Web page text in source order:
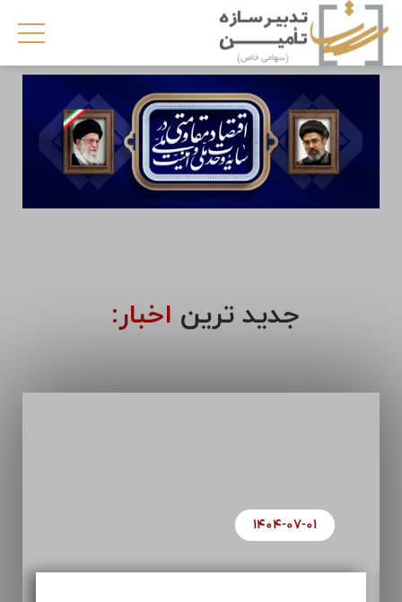
جدید ترین اخبار:
۱۴۰۴-۰۷-۰۱